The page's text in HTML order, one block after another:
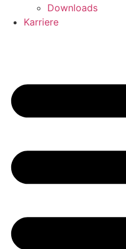
Downloads
Karriere